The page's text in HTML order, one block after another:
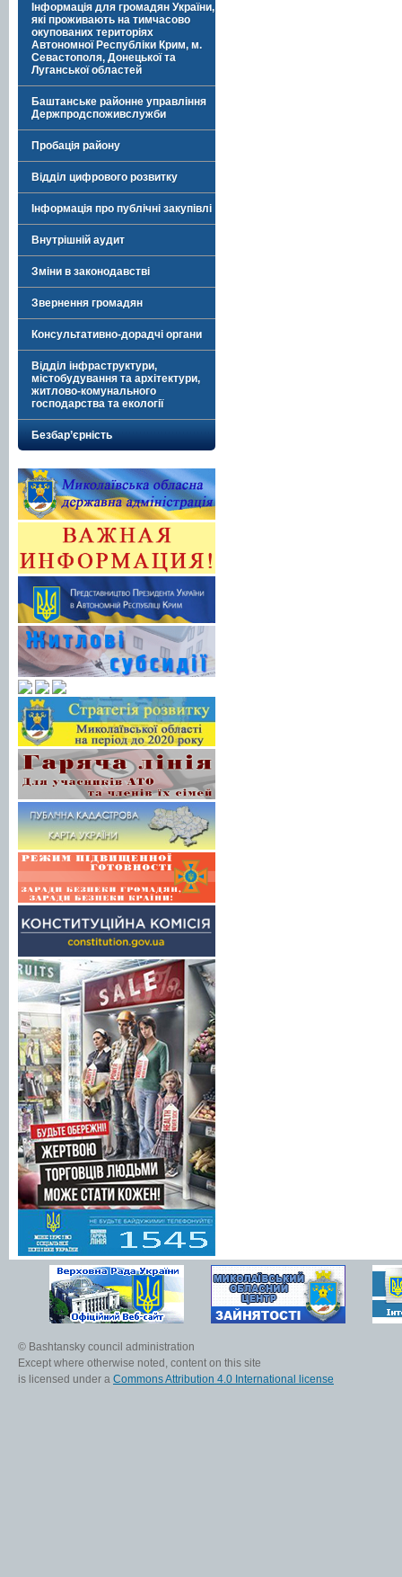
Інформація для громадян України,
які проживають на тимчасово
окупованих територіях
Автономної Республіки Крим, м.
Севастополя, Донецької та
Луганської областей
Баштанське районне управління
Держпродспоживслужби
Пробація району
Відділ цифрового розвитку
Інформація про публічні закупівлі
Внутрішній аудит
Зміни в законодавстві
Звернення громадян
Консультативно-дорадчі органи
Відділ інфраструктури,
містобудування та архітектури,
житлово-комунального
господарства та екології
Безбар’єрність
© Bashtansky council administration
Except where otherwise noted, content on this site
is licensed under a Commons Attribution 4.0 International license